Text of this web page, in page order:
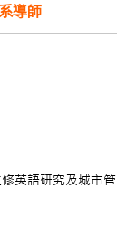
導師
英語研究及城市管